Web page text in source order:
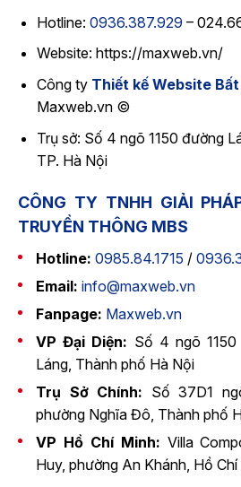
Hotline: 0936.387.929 –
Website: https://maxweb.vn/
Công ty Thiết kế Website
Maxweb.vn ©
Trụ sở: Số 4 ngõ 1150 đường
TP. Hà Nội
CÔNG TY TNHH GIẢI
TRUYỀN THÔNG MBS
Hotline: 0985.84.1715 /
Email: info@maxweb.vn
Fanpage: Maxweb.vn
VP Đại Diện: Số 4 ngõ
Láng, Thành phố Hà Nội
Trụ Sở Chính: Số 37D1
phường Nghĩa Đô, Thành phố
VP Hồ Chí Minh: Villa
Huy, phường An Khánh, Hồ Chí